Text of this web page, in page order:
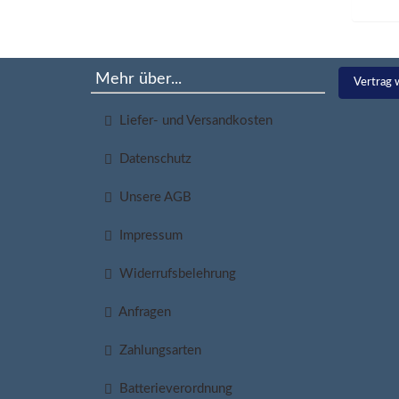
Mehr über...
Liefer- und Versandkosten
Datenschutz
Unsere AGB
Impressum
Widerrufsbelehrung
Anfragen
Zahlungsarten
Batterieverordnung
Vertrag